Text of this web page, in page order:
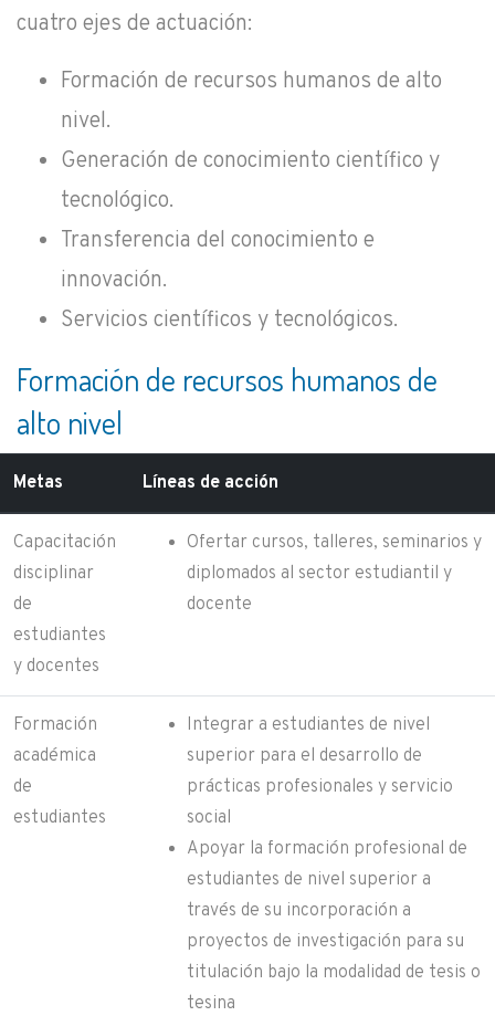
cuatro ejes de actuación:
Formación de recursos humanos de alto
nivel.
Generación de conocimiento científico y
tecnológico.
Transferencia del conocimiento e
innovación.
Servicios científicos y tecnológicos.
Formación de recursos humanos de
alto nivel
Metas Líneas de acción
Capacitación
disciplinar
de
estudiantes
y docentes
Ofertar cursos, talleres, seminarios y
diplomados al sector estudiantil y
docente
Formación
académica
de
estudiantes
Integrar a estudiantes de nivel
superior para el desarrollo de
prácticas profesionales y servicio
social
Apoyar la formación profesional de
estudiantes de nivel superior a
través de su incorporación a
proyectos de investigación para su
titulación bajo la modalidad de tesis o
tesina